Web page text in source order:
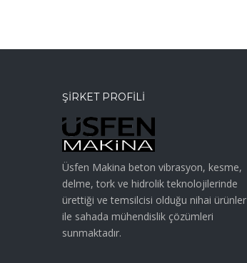
ŞIRKET PROFILI
Üsfen Makina beton vibrasyon, kesme,
delme, tork ve hidrolik teknolojilerinde
ürettiği ve temsilcisi olduğu nihai ürünler
ile sahada mühendislik çözümleri
sunmaktadır.